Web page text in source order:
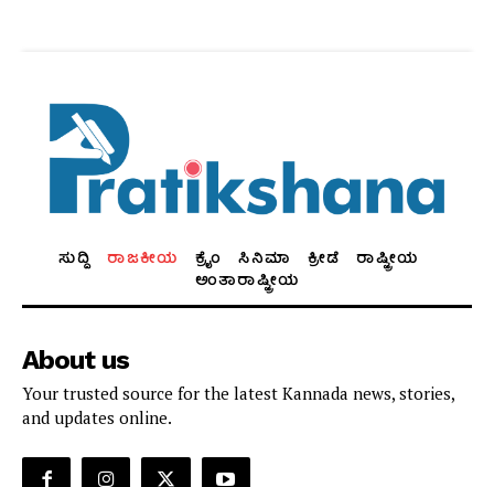
ಸುದ್ದಿ ರಾಜಕೀಯ ಕ್ರೈಂ ಸಿನಿಮಾ ಕ್ರೀಡೆ
ರಾಷ್ಟ್ರೀಯ
ಅಂತಾರಾಷ್ಟ್ರೀಯ
About us
Your trusted source for the latest Kannada news, stories,
and updates online.